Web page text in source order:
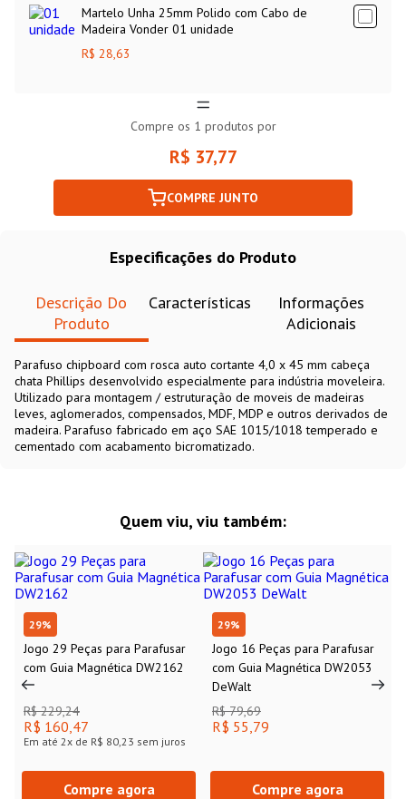
Martelo Unha 25mm Polido com Cabo de
Madeira Vonder 01 unidade
R$ 28,63
Compre os 1 produtos por
R$ 37,77
COMPRE JUNTO
Especificações do Produto
Descrição Do
Produto
Características
Informações
Adicionais
Parafuso chipboard com rosca auto cortante 4,0 x 45 mm cabeça
chata Phillips desenvolvido especialmente para indústria moveleira.
Utilizado para montagem / estruturação de moveis de madeiras
leves, aglomerados, compensados, MDF, MDP e outros derivados de
madeira. Parafuso fabricado em aço SAE 1015/1018 temperado e
cementado com acabamento bicromatizado.
Quem viu, viu também:
29%
Jogo 29 Peças para Parafusar
com Guia Magnética DW2162
R$ 229,24
R$ 160,47
Em até 2x de R$ 80,23 sem juros
Compre agora
29%
Jogo 16 Peças para Parafusar
com Guia Magnética DW2053
DeWalt
R$ 79,69
R$ 55,79
Compre agora